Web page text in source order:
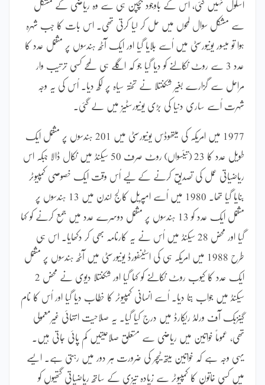
اسکول نہیں گئی، اس کے باوجود بچپن ہی سے وہ ریاضی کے مشکل
سے مشکل سوال لمحوں میں حل کر لیا کرتی تھی۔ اس بات کا جب شہرہ
ہوا تو میسور یونیورسٹی میں اُسے بلایا گیا اور ایک آٹھ ہندسوں پر مشتمل عدد کا
عدد 3 سے روٹ نکالنے کو دیا گیا جو کہ اگلے ہی لمحے کسی ترتیب وار
مراحل سے گزارے بغیر شکنتلا نے تختہ سیاہ پر لکھ دیا۔ اُس کی یہ وجہ
شہرت اُسے ساری دنیا کی بڑی یونیورسٹیز میں لے گئی۔
1977 میں امریکہ کی میتھوڈس یونیورسٹی میں 201 ہندسوں پر مشتمل ایک
طویل عدد کا 23 (تیئسواں) روٹ صرف 50 سیکنڈ میں نکال ڈالا جبکہ اس
ریاضیاتی عمل کی تصدیق کرنے کے لیے اُس وقت ایک خصوصی کمپیوٹر
بنایا گیا تھا۔ 1980 میں اُسے امپریل کالج لندن میں 13 ہندسوں پر
مشتمل ایک عدد کو 13 ہندسوں پر مشتمل دوسرے عدد میں جمع کرنے کو کہا
گیا اور محض 28 سیکنڈ میں اُس نے یہ کارنامہ بھی کر دکھایا۔ اس ہی
طرح 1988 میں امریکہ ہی کی اسٹینفورڈ یونیورسٹی میں آٹھ ہندسوں پر مشتمل
ایک عدد کا کیوب روٹ نکالنے کو کہا گیا اور شکنتلا دیوی نے محض 2
سیکنڈ میں جواب بتا دیا۔ اُسے انسانی کمپیوٹر کا خطاب دیا گیا اور اُس کا نام
گینزبک آف ورلڈ ریکارڈ میں درج کیا گیا۔ یہ صلاحیت انتہائی غیرمعمولی
تھی، عموماً خواتین میں ریاضی سے متعلق صلاحیتیں کم پائی جاتی ہیں۔
یہی وجہ ہے کہ خواتین میتھ ٹیچر کی ضرورت ہر دور میں رہتی ہے۔ ایسے
میں کسی خاتون کا کمپیوٹر سے زیادہ تیزی کے ساتھ ریاضیاتی گتھیوں کو